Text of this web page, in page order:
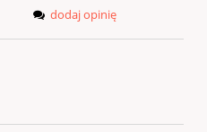
dodaj opinię